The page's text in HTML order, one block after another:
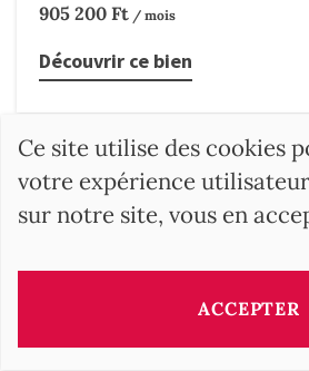
RECHERCHER
905 200 Ft / mois
Découvrir ce bien
Ce site utilise des cookies
votre expérience
sur notre site, vous en
ACCEPTER